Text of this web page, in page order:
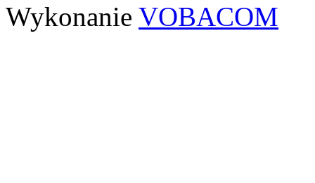
Wykonanie VOBACOM